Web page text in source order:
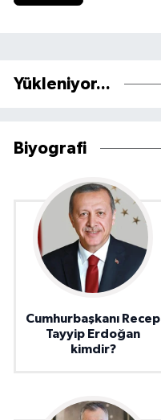
Yükleniyor...
Biyografi
Cumhurbaşkanı Recep
Tayyip Erdoğan
kimdir?